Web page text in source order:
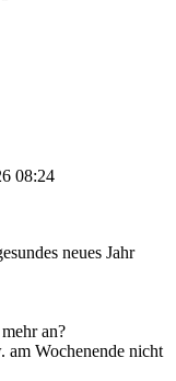
08:24
neues Jahr
an?
am Wochenende nicht